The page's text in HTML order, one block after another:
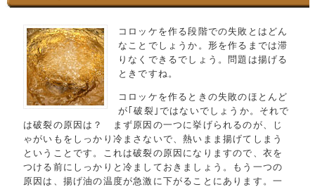
コロッケを作る段階での失敗とはどん
なことでしょうか。形を作るまでは滞
りなくできるでしょう。問題は揚げる
ときですね。
コロッケを作るときの失敗のほとんど
が｢破裂｣ではないでしょうか。それで
は破裂の原因は？ まず原因の一つに挙げられるのが、じ
ゃがいもをしっかり冷まさないで、熱いまま揚げてしまう
ということです。これは破裂の原因になりますので、衣を
つける前にしっかりと冷ましておきましょう。もう一つの
原因は、揚げ油の温度が急激に下がることにあります。一